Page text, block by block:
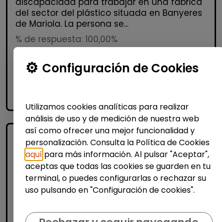
del sector del plástico situada en Banyeres
de Mariola. La persona se...
% de respuesta: 100,00%
Me interesa
Logística, Almacén y Compras
Configuración de Cookies
Utilizamos cookies analíticas para realizar
análisis de uso y de medición de nuestra web
así como ofrecer una mejor funcionalidad y
personalización. Consulta la Política de Cookies
aquí para más información. Al pulsar "Aceptar",
aceptas que todas las cookies se guarden en tu
terminal, o puedes configurarlas o rechazar su
uso pulsando en "Configuración de cookies".